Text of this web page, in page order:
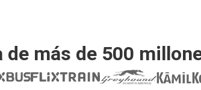
de más de 500